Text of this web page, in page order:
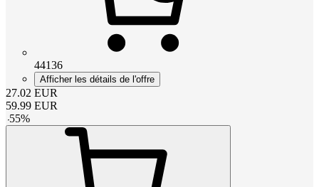
44136
Afficher les détails de l'offre
27.02 EUR
59.99 EUR
-55%